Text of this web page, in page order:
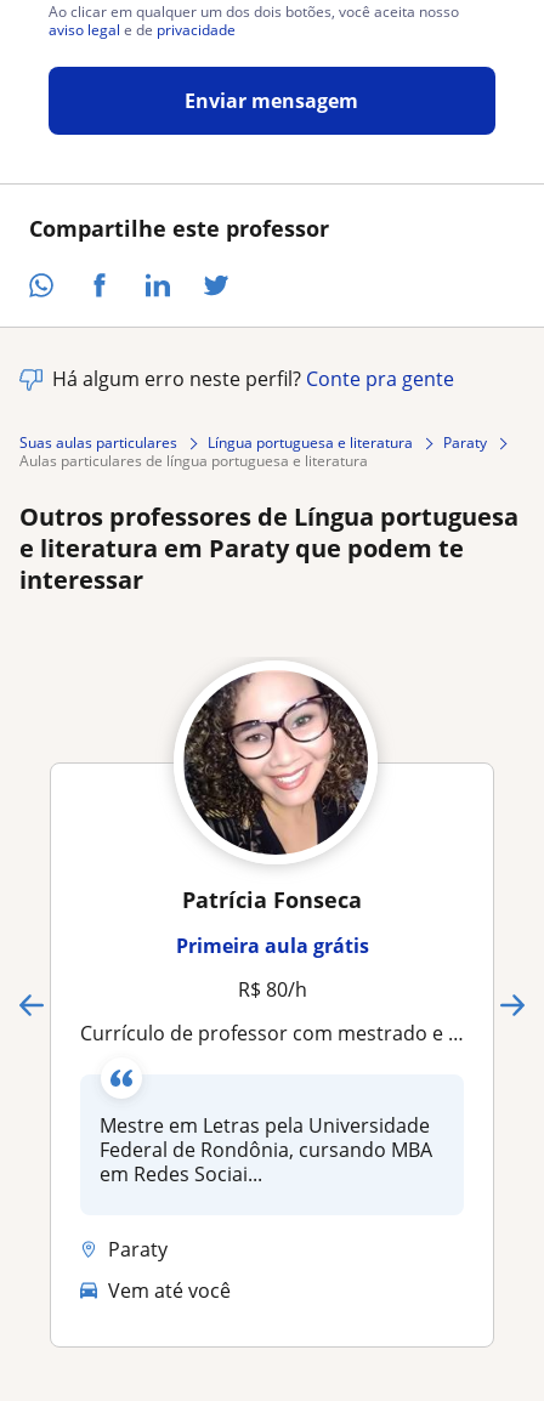
Compartilhe este professor
Ao clicar em qualquer um dos dois botões, você aceita nosso
aviso legal e de privacidade
Enviar mensagem
Há algum erro neste perfil? Conte pra gente
Suas aulas particulares Língua portuguesa e literatura
Paraty
aulas particulares de língua portuguesa e literatura
Outros professores de Língua portuguesa
e literatura em Paraty que podem te
interessar
Patrícia Fonseca
Primeira aula grátis
R$ 80/h
Currículo de professor com mestrado e social media especialista em marketing digital
Mestre em Letras pela Universidade
Federal de Rondônia, cursando MBA
em Redes Sociai...
Paraty
Vem até você